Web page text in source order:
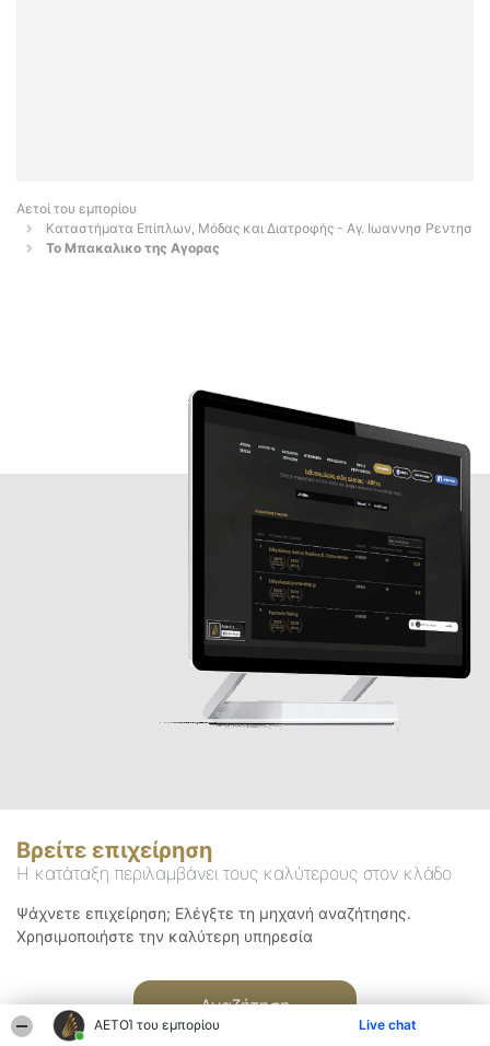
ΑΕΤΟΊ του εμπορίου Live chat
Αετοί του εμπορίου
Καταστήματα Επίπλων, Μόδας και Διατροφής - Αγ. Ιωαννησ Ρεντησ
Το Μπακαλικο της Αγορας
Βρείτε επιχείρηση
Η κατάταξη περιλαμβάνει τους καλύτερους στον κλάδο
Ψάχνετε επιχείρηση; Ελέγξτε τη μηχανή αναζήτησης.
Χρησιμοποιήστε την καλύτερη υπηρεσία
Αναζήτηση